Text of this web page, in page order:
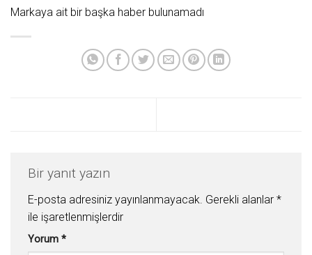
Markaya ait bir başka haber bulunamadı
Bir yanıt yazın
E-posta adresiniz yayınlanmayacak. Gerekli alanlar *
ile işaretlenmişlerdir
Yorum *